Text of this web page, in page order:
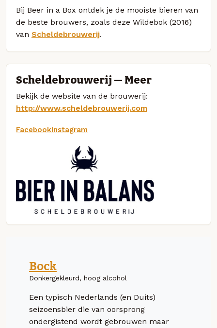
Bij Beer in a Box ontdek je de mooiste bieren van
de beste brouwers, zoals deze Wildebok (2016)
van Scheldebrouwerij.
Scheldebrouwerij — Meer
Bekijk de website van de brouwerij:
http://www.scheldebrouwerij.com
FacebookInstagram
Bock
Donkergekleurd, hoog alcohol
Een typisch Nederlands (en Duits)
seizoensbier die van oorsprong
ondergistend wordt gebrouwen maar